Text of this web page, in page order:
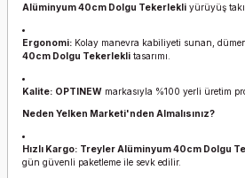
Alüminyum 40cm Dolgu Tekerlekli yürüyüş
Ergonomi: Kolay manevra kabiliyeti sunan,
40cm Dolgu Tekerlekli tasarımı.
Kalite: OPTINEW markasıyla %100 yerli üretim
Neden Yelken Marketi'nden Almalısınız?
Hızlı Kargo: Treyler Alüminyum 40cm Dolgu
gün güvenli paketleme ile sevk edilir.